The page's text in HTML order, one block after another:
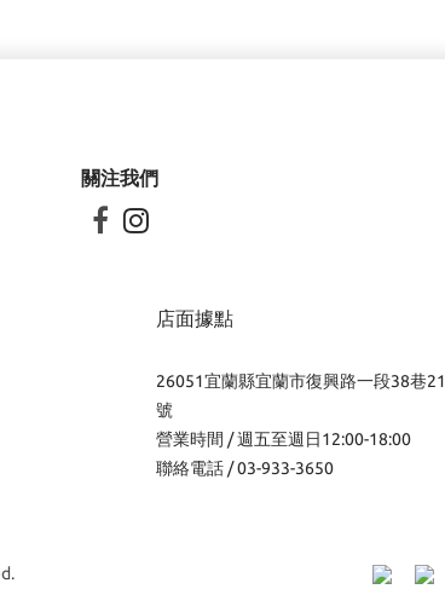
關注我們
 
店面據點
26051宜蘭縣宜蘭市復興路一段38巷21
號
營業時間 / 週五至週日12:00-18:00
聯絡電話 / 03-933-3650